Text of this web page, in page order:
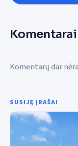
Komentarai
Komentarų dar
SUSIJĘ ĮRAŠAI